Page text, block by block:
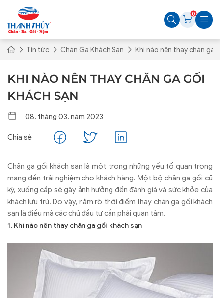
0
Tin tức Chăn Ga Khách Sạn Khi nào nên thay chăn ga
KHI NÀO NÊN THAY CHĂN GA GỐI
KHÁCH SẠN
08, tháng 03, năm 2023
Chia sẻ
Chăn ga gối khách sạn là một trong những yếu tố quan trọng
mang đến trải nghiệm cho khách hàng. Một bộ chăn ga gối cũ
kỹ, xuống cấp sẽ gây ảnh hưởng đến đánh giá và sức khỏe của
khách lưu trú. Do vậy, nắm rõ thời điểm thay chăn ga gối khách
sạn là điều mà các chủ đầu tư cần phải quan tâm.
1. Khi nào nên thay chăn ga gối khách sạn